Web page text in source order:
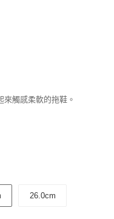
觸感柔軟的拖鞋。
26.0cm